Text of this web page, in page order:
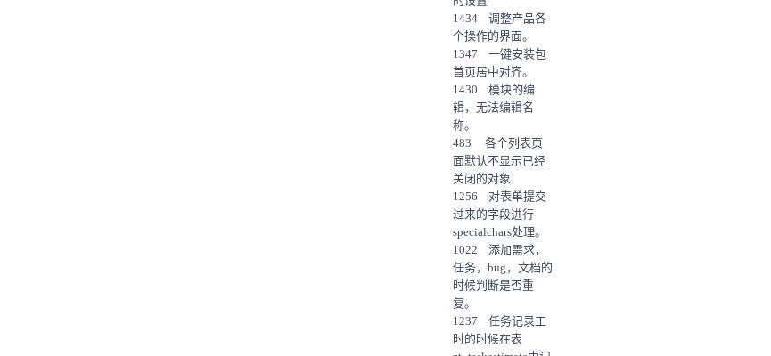
1434 调整产品各
个操作的界面。
1347 一键安装包
首页居中对齐。
1430 模块的编
辑，无法编辑名
称。
483 各个列表页
面默认不显示已经
关闭的对象
1256 对表单提交
过来的字段进行
specialchars处理。
1022 添加需求，
任务，bug，文档的
时候判断是否重
复。
1237 任务记录工
时的时候在表